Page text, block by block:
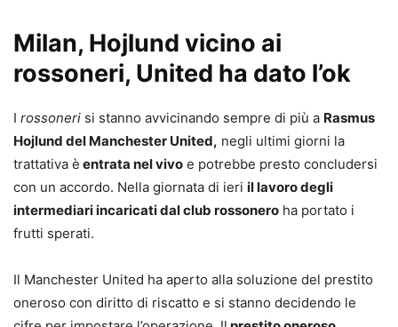
Milan, Hojlund vicino ai
rossoneri, United ha dato l’ok
I rossoneri si stanno avvicinando sempre di più a Rasmus
Hojlund del Manchester United, negli ultimi giorni la
trattativa è entrata nel vivo e potrebbe presto concludersi
con un accordo. Nella giornata di ieri il lavoro degli
intermediari incaricati dal club rossonero ha portato i
frutti sperati.
Il Manchester United ha aperto alla soluzione del prestito
oneroso con diritto di riscatto e si stanno decidendo le